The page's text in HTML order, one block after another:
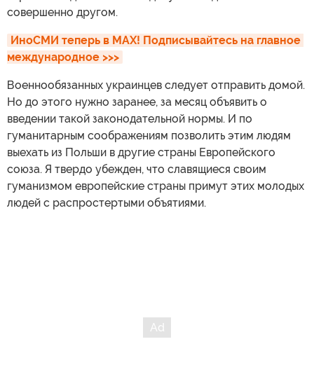
совершенно другом.
ИноСМИ теперь в MAX! Подписывайтесь на главное
международное >>>
Военнообязанных украинцев следует отправить домой.
Но до этого нужно заранее, за месяц объявить о
введении такой законодательной нормы. И по
гуманитарным соображениям позволить этим людям
выехать из Польши в другие страны Европейского
союза. Я твердо убежден, что славящиеся своим
гуманизмом европейские страны примут этих молодых
людей с распростертыми объятиями.